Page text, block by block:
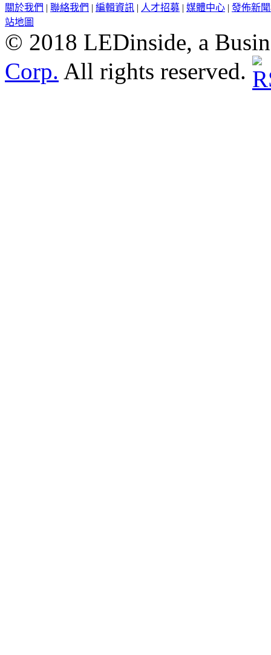
關於我們 | 聯絡我們 | 編輯資訊 | 人才招募 | 媒體中心 | 發佈新
站地圖
© 2018 LEDinside, a
Corp. All rights reserved.